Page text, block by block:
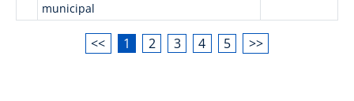
municipal
<< 1 2 3 4 5 >>